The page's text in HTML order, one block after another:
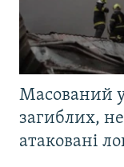
Масований
загиблих,
атаковані